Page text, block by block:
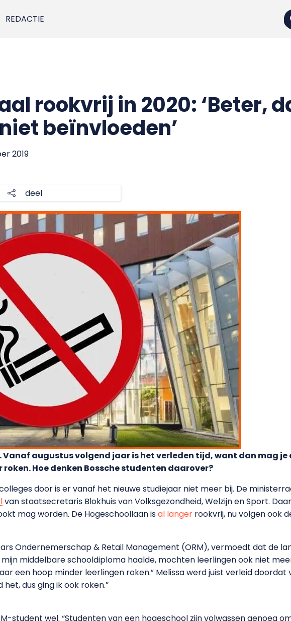
REDACTIE
rookvrij in 2020: ‘Beter,
beïnvloeden’
2019
deel
Vanaf augustus volgend jaar is het verleden tijd, want dan mag je
Hoe denken Bossche studenten daarover?
door is er vanaf het nieuwe studiejaar niet meer bij. De
van staatsecretaris Blokhuis van Volksgezondheid, Welzijn en Sport.
mag worden. De Hogeschoollaan isal langer rookvrij, nu volgen ook
Ondernemerschap & Retail Management (ORM), vermoedt dat de
middelbare schooldiploma haalde, mochten leerlingen ook niet
een hoop minder leerlingen roken.” Melissa werd juist verleid doordat
dus ging ik ook roken.”
student wel. “Studenten van een hogeschool zijn volwassen genoeg